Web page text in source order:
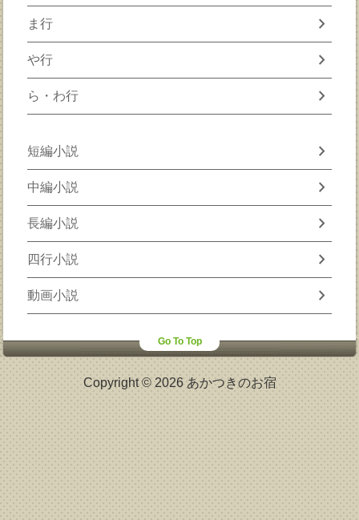
ま行 chevron_right
や行 chevron_right
ら・わ行 chevron_right
短編小説 chevron_right
中編小説 chevron_right
長編小説 chevron_right
四行小説 chevron_right
動画小説 chevron_right
Go To Top
Copyright © 2026 あかつきのお宿